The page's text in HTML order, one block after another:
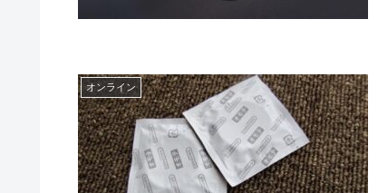
オンライン